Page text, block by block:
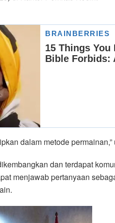
dalam metode permainan,”
dan terdapat
menjawab pertanyaan